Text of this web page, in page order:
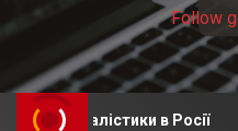
Follow
в Росії